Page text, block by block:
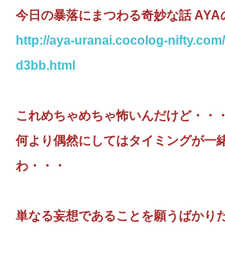
今日の暴落にまつわる奇妙な話 AYA
http://aya-uranai.cocolog-
d3bb.html
これめちゃめちゃ怖いんだけど・・
何より偶然にしてはタイミングが一
わ・・・
単なる妄想であることを願うばかり